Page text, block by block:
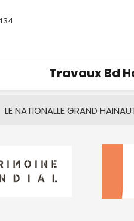
Travaux Bd
LE NATIONALLE GRAND